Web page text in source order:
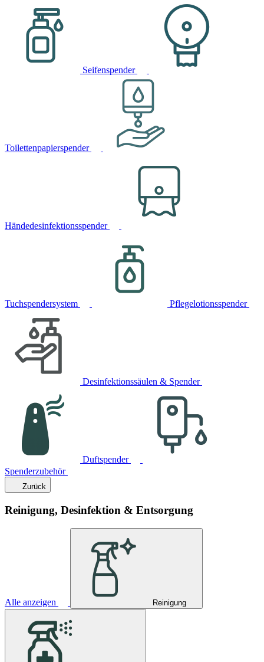
Seifenspender
Toilettenpapierspender
Händedesinfektionsspender
Tuchspendersystem Pflegelotionsspender
Desinfektionssäulen & Spender
Duftspender
Spenderzubehör
Zurück
Reinigung, Desinfektion & Entsorgung
Alle anzeigen Reinigung